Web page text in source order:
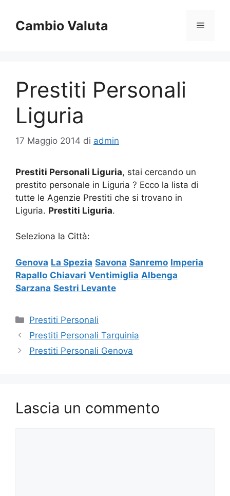
contenuto
Cambio Valuta Menu
Prestiti Personali
Liguria
17 Maggio 2014 di admin
Prestiti Personali Liguria, stai cercando un
prestito personale in Liguria ? Ecco la lista di
tutte le Agenzie Prestiti che si trovano in
Liguria. Prestiti Liguria.
Seleziona la Città:
Genova La Spezia Savona Sanremo Imperia
Rapallo Chiavari Ventimiglia Albenga
Sarzana Sestri Levante
Categorie
Prestiti Personali
Prestiti Personali Tarquinia
Prestiti Personali Genova
Lascia un commento